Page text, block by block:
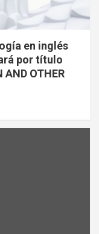
en inglés
por título
AND OTHER